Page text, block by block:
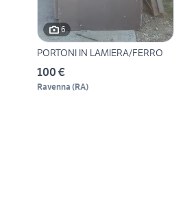
6
PORTONI IN LAMIERA/FERRO
100 €
Ravenna (RA)